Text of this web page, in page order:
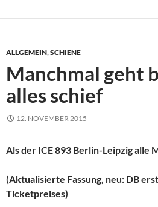
ALLGEMEIN,SCHIENE
Manchmal geht
alles schief
12. NOVEMBER 2015
Als der ICE 893 Berlin-Leipzig alle
(Aktualisierte Fassung, neu: DB
Ticketpreises)